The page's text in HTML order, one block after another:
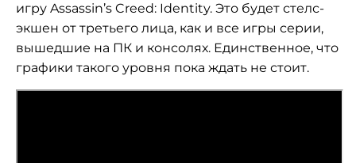
игру Assassin’s Creed: Identity. Это будет стелс-
экшен от третьего лица, как и все игры серии,
вышедшие на ПК и консолях. Единственное, что
графики такого уровня пока ждать не стоит.